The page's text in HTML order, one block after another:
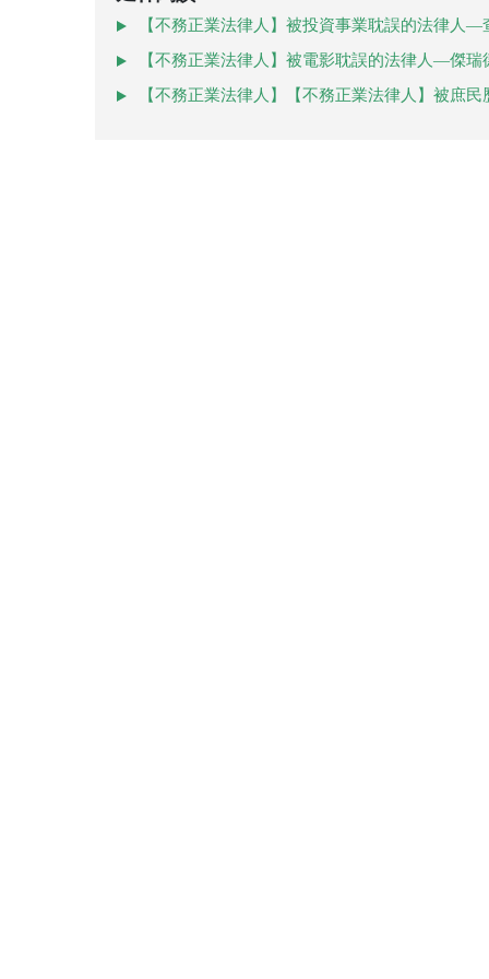
【不務正業法律人】被投資事業耽誤的法律人—
【不務正業法律人】被電影耽誤的法律人—傑瑞
【不務正業法律人】【不務正業法律人】被庶